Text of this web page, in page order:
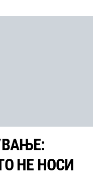
НЕ НОСИ